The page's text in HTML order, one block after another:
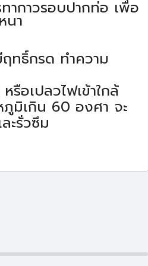
ากาวรอบปากท่อ เพื่อ
นา
ฤทธิ์กรด ทำความ
รือเปลวไฟเข้าใกล้
มิเกิน 60 องศา จะ
ะรั่วซึม